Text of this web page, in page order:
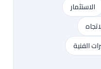
الاستثمار
الفنية